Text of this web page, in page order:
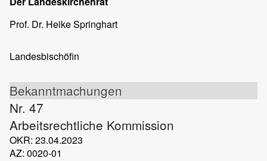
Prof. Dr. Heike Springhart
Landesbischöfin
Bekanntmachungen
Nr. 47
Arbeitsrechtliche Kommission
OKR: 23.04.2023
AZ: 0020-01